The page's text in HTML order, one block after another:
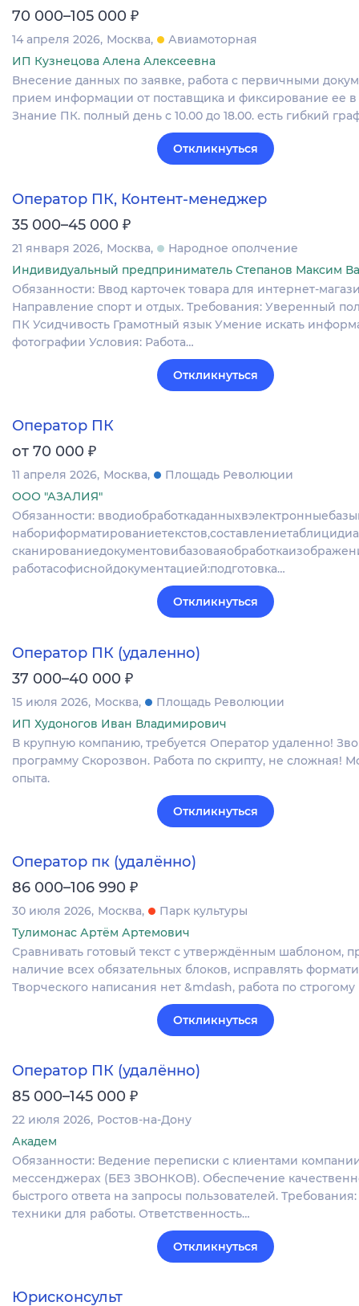
70 000–105 000 ₽
14 апреля 2026 Москва
Авиамоторная
ИП Кузнецова Алена Алексеевна
Внесение данных по заявке, работа с первичными
прием информации от поставщика и фиксирование ее в
Знание ПК. полный день с 10.00 до 18.00. есть гибкий
Откликнуться
Оператор ПК, Контент-менеджер
35 000–45 000 ₽
21 января 2026 Москва
Народное ополчение
Индивидуальный предприниматель Степанов Максим
Обязанности: Ввод карточек товара для интернет-
Направление спорт и отдых. Требования: Уверенный
ПК Усидчивость Грамотный язык Умение искать
фотографии Условия: Работа…
Откликнуться
Оператор ПК
от 70 000 ₽
11 апреля 2026 Москва
Площадь Революции
ООО "АЗАЛИЯ"
Обязанности:
работасофиснойдокументацией:подготовка…
Откликнуться
Оператор ПК (удаленно)
37 000–40 000 ₽
15 июля 2026 Москва
Площадь Революции
ИП Худоногов Иван Владимирович
В крупную компанию, требуется Оператор удаленно!
программу Скорозвон. Работа по скрипту, не сложная!
опыта.
Откликнуться
Оператор пк (удалённо)
86 000–106 990 ₽
30 июля 2026 Москва
Парк культуры
Тулимонас Артём Артемович
Сравнивать готовый текст с утверждённым шаблоном,
наличие всех обязательных блоков, исправлять
Творческого написания нет &mdash, работа по строгому
Откликнуться
Оператор ПК (удалённо)
85 000–145 000 ₽
22 июля 2026 Ростов-на-Дону
Академ
Обязанности: Ведение переписки с клиентами
мессенджерах (БЕЗ ЗВОНКОВ). Обеспечение
быстрого ответа на запросы пользователей.
техники для работы. Ответственность…
Откликнуться
Юрисконсульт